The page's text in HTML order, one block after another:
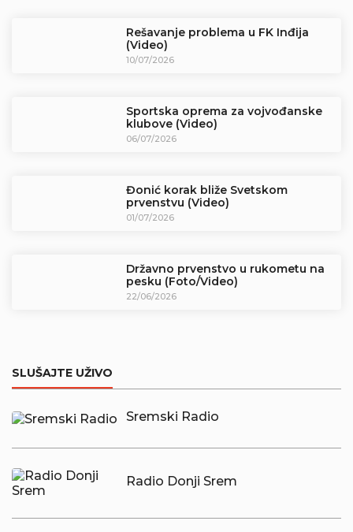
Rešavanje problema u FK Inđija
(Video)
10/07/2026
Sportska oprema za vojvođanske
klubove (Video)
06/07/2026
Đonić korak bliže Svetskom
prvenstvu (Video)
01/07/2026
Državno prvenstvo u rukometu na
pesku (Foto/Video)
22/06/2026
SLUŠAJTE UŽIVO
Sremski Radio
Radio Donji Srem